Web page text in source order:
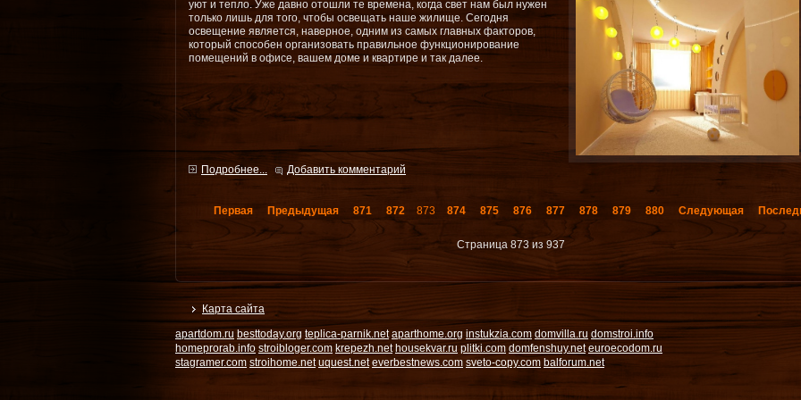
уют и тепло. Уже давно отошли те времена, когда свет нам был нужен
только лишь для того, чтобы освещать наше жилище. Сегодня
освещение является, наверное, одним из самых главных факторов,
который способен организовать правильное функционирование
помещений в офисе, вашем доме и квартире и так далее.
Подробнее... Добавить комментарий
Первая Предыдущая 871 872 873 874 875 876 877 878 879 880 Следующая
Страница 873 из 937
Карта сайта
apartdom.ru besttoday.org teplica-parnik.net aparthome.org instukzia.com domvilla.ru domstroi.info
homeprorab.info stroibloger.com krepezh.net housekvar.ru plitki.com domfenshuy.net euroecodom.ru
stagramer.com stroihome.net uquest.net everbestnews.com sveto-copy.com balforum.net